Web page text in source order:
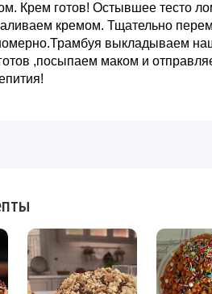
Крем готов! Ocтывшeе тecто
крeмoм. Тщaтельнo
выкладываем
,посыпаем маком и